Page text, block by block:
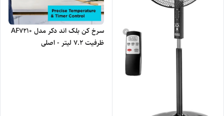
سرخ کن بلک اند دکر مدل AF7210
ظرفیت ۷.۲ لیتر - اصلی